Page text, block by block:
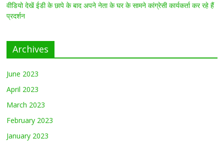
वीडियो देखें ईडी के छापे के बाद अपने नेता के घर के सामने कांग्रेसी कार्यकर्ता कर रहे हैं
प्रदर्शन
Archives
June 2023
April 2023
March 2023
February 2023
January 2023